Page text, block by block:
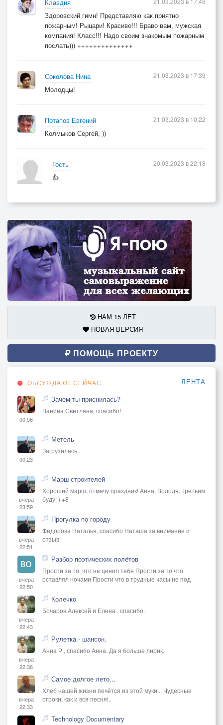
Клавдия
Здоровский гимн! Представляю как приятно
пожарным! Рыцари! Красиво!!! Браво вам, мужская
компания! Класс!!! Надо своим знакомым пожарным
послать))) ++++++++++++++
Соколова Нина
Молодцы!
21.03.2023 в 17:39
Потапов Евгений
Колмыков Сергей, ))
21.03.2023 в 10:22
Гость
👍
20.03.2023 в 22:18
НАМ 15 ЛЕТ
НОВАЯ ВЕРСИЯ
ПОМОЩЬ ПРОЕКТУ
ОБСУЖДАЮТ СЕЙЧАС ЛЕНТА
00:56
Зачем ты приснилась?
Ванина Светлана, спасибо!
00:23
Метель
Загрузилась...
вчера
23:59
Марш строителей
Хороший марш, отмечу праздник! Анна, Володя, третьим
буду! ) +8
вчера
22:51
Прогулка по городу
Фёдорова Наталья, спасибо Наташа за внимание и
отзыв!
вчера
22:50
Разбор поэтических полётов
Прости за то, что не ценил тебя Прости за то что
оставлял ночами Прости что в трудные часы не под
вчера
22:43
Колечко
Бочаров Алексей и Елена , спасибо.
вчера
22:36
Рулетка.- шансон.
Анна Р., спасибо Анна. Да я больше лирик.
вчера
22:33
Самое долгое лето...
Хлеб нашей жизни печётся из этой муки... Чудесные
строки, как и вся песня!..
Technology Documentary